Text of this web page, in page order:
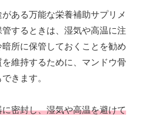
ある万能な栄養補助サプリメ
するときは、湿気や高温に注
所に保管しておくことを勧め
維持するために、マンドウ骨
きます。
密封し、湿気や高温を避けて